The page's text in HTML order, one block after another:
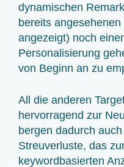
dynamischen
bereits
angezeigt) noch
Personalisierung
von Beginn an zu
All die anderen
hervorragend zur
bergen dadurch
Streuverluste, das
keywordbasierten